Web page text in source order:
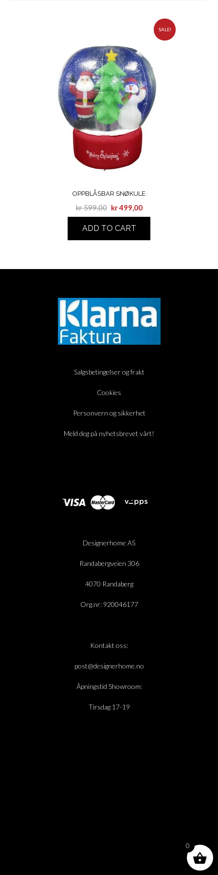
SALE!
OPPBLÅSBAR SNØKULE
kr599,00 kr499,00
ADD TO CART
Salgsbetingelser og frakt
Cookies
Personvern og sikkerhet
Meld deg på nyhetsbrevet vårt!
Designerhome AS
Randabergveien 306
4070 Randaberg
Org.nr: 920046177
Kontakt oss:
post@designerhome.no
Åpningstid Showroom:
Tirsdag 17-19
0